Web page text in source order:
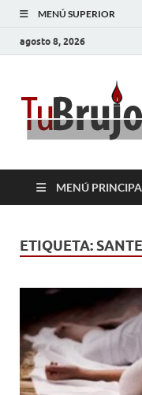
MENÚ SUPERIOR
agosto 8, 2026
MENÚ
ETIQUETA: